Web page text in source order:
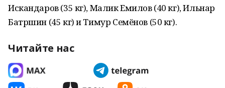
Искандаров (35 кг), Малик Емилов (40 кг), Ильнар
Батршин (45 кг) и Тимур Семёнов (50 кг).
Читайте нас